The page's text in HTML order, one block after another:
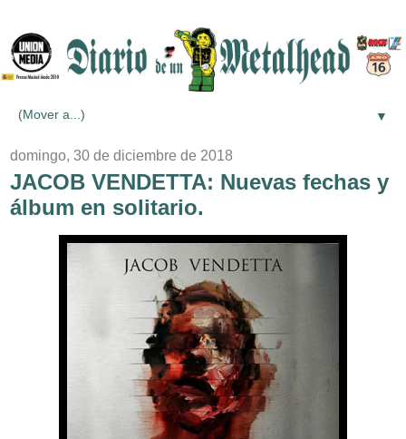
▼
domingo, 30 de diciembre de 2018
JACOB VENDETTA: Nuevas fechas y
álbum en solitario.